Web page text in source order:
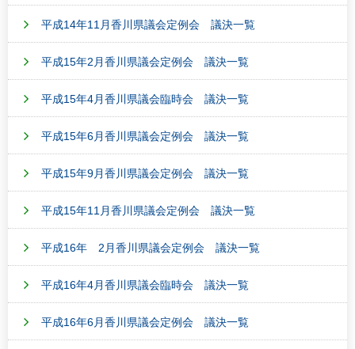
平成14年11月香川県議会定例会 議決一覧
平成15年2月香川県議会定例会 議決一覧
平成15年4月香川県議会臨時会 議決一覧
平成15年6月香川県議会定例会 議決一覧
平成15年9月香川県議会定例会 議決一覧
平成15年11月香川県議会定例会 議決一覧
平成16年 2月香川県議会定例会 議決一覧
平成16年4月香川県議会臨時会 議決一覧
平成16年6月香川県議会定例会 議決一覧